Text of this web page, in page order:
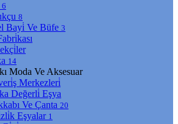
6
8
Bayi̇ Ve Büfe 3
14
Moda Ve Aksesuar
Merkezleri̇
Değerli̇ Eşya
Ve Çanta 20
Eşyalar 1